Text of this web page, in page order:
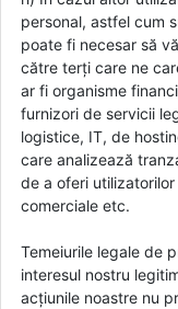
personal, astfel cum
poate fi necesar să
către terți care ne
ar fi organisme
furnizori de servicii
logistice, IT, de
care analizează
de a oferi
comerciale etc.
Temeiurile legale de
interesul nostru
acțiunile noastre nu